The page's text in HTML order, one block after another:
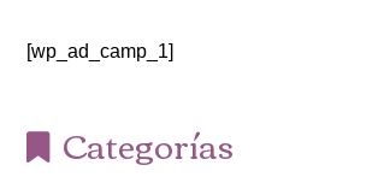
[wp_ad_camp_1]
Categorías